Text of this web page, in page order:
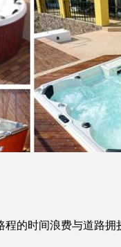
时间浪费与道路拥